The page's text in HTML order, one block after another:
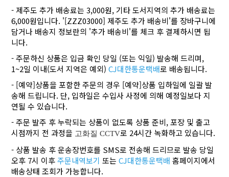
- 제주도 추가 배송료는 3,000원, 기타 도서지역의 추가 배송료는
6,000원입니다. '[ZZZ03000] 제주도 추가 배송비'를 장바구니에
담거나 배송지 정보란의 '추가 배송비'를 체크 후 결제하시면 됩
니다.
- 주문하신 상품은 입금 확인 당일 (또는 익일) 발송해 드리며,
1~2일 이내(도서 지역은 예외)CJ대한통운택배로 배송됩니다.
- [예약]상품을 포함한 주문의 경우 [예약]상품 입하일에 일괄 발
송해 드립니다. 단, 입하일은 수입사 사정에 의해 예정일보다 지
연될 수 있습니다.
- 주문 발주 후 누락되는 상품이 없도록 상품 준비, 포장 및 출고
시점까지 전 과정을 고화질 CCTV로 24시간 녹화하고 있습니다.
- 상품 발송 후 운송장번호를 SMS로 전송해 드리므로 발송 당일
오후 7시 이후주문내역보기 또는CJ대한통운택배 홈페이지에서
배송상태 조회가 가능합니다.